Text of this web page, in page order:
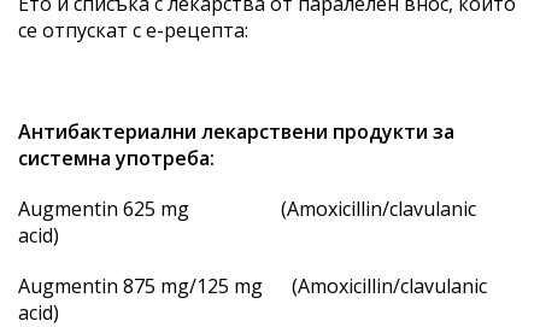
се отпускат с е-рецепта:
Антибактериални лекарствени продукти за
системна употреба:
Augmentin 625 mg (Amoxicillin/clavulanic
acid)
Augmentin 875 mg/125 mg (Amoxicillin/clavulanic
acid)